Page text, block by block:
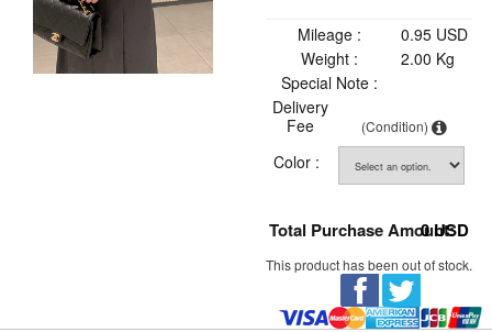
Mileage :
0.95 USD
Weight :
2.00 Kg
Special Note :
Delivery
Fee
(Condition)
Color :
Total Purchase Amount:
0USD
This product has been out of stock.